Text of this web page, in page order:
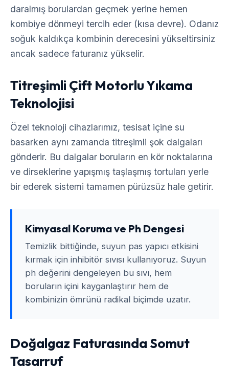
daralmış borulardan geçmek yerine hemen
kombiye dönmeyi tercih eder (kısa devre). Odanız
soğuk kaldıkça kombinin derecesini yükseltirsiniz
ancak sadece faturanız yükselir.
Titreşimli Çift Motorlu Yıkama
Teknolojisi
Özel teknoloji cihazlarımız, tesisat içine su
basarken aynı zamanda titreşimli şok dalgaları
gönderir. Bu dalgalar boruların en kör noktalarına
ve dirseklerine yapışmış taşlaşmış tortuları yerle
bir ederek sistemi tamamen pürüzsüz hale getirir.
Kimyasal Koruma ve Ph Dengesi
Temizlik bittiğinde, suyun pas yapıcı etkisini
kırmak için inhibitör sıvısı kullanıyoruz. Suyun
ph değerini dengeleyen bu sıvı, hem
boruların içini kayganlaştırır hem de
kombinizin ömrünü radikal biçimde uzatır.
Doğalgaz Faturasında Somut
Tasarruf